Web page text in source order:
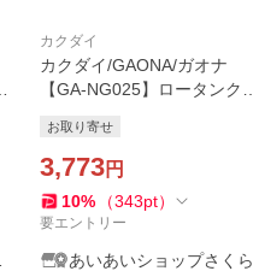
カクダイ
カクダイ/GAONA/ガオナ
【GA-NG025】ロータンク排
TO用 38ミリ これエエやん
〔▽〕
お取り寄せ
3,773円
10% （343pt）
要エントリー
あいあいショップさくら